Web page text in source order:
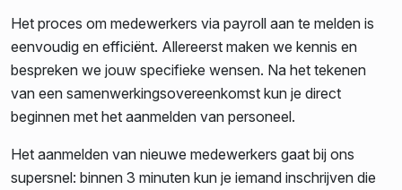
Het proces om medewerkers via payroll aan te melden is
eenvoudig en efficiënt. Allereerst maken we kennis en
bespreken we jouw specifieke wensen. Na het tekenen
van een samenwerkingsovereenkomst kun je direct
beginnen met het aanmelden van personeel.
Het aanmelden van nieuwe medewerkers gaat bij ons
supersnel: binnen 3 minuten kun je iemand inschrijven die